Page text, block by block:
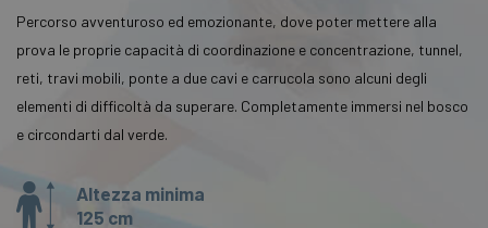
Percorso avventuroso ed emozionante, dove poter mettere alla
prova le proprie capacità di coordinazione e concentrazione, tunnel,
reti, travi mobili, ponte a due cavi e carrucola sono alcuni degli
elementi di difficoltà da superare. Completamente immersi nel bosco
e circondarti dal verde.
Altezza minima
125 cm